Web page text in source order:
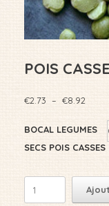
POIS
€2.73 – €8.92
prix :
à
BOCAL LEGUMES
SECS POIS CASSES